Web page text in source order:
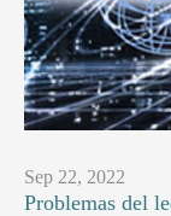
Sep 22, 2022
Problemas del